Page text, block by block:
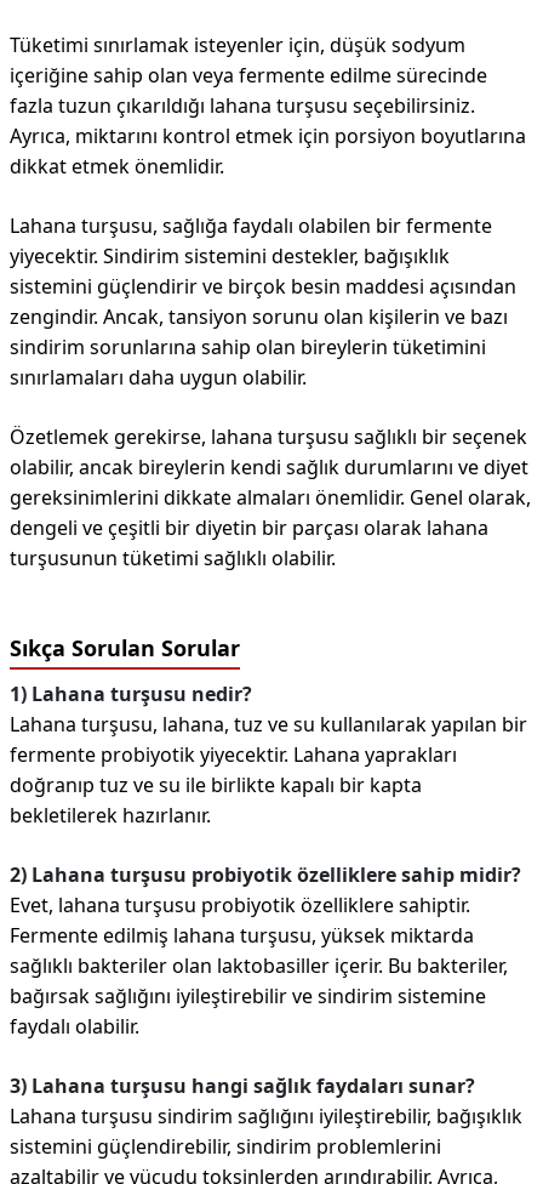
Tüketimi sınırlamak isteyenler için, düşük sodyum
içeriğine sahip olan veya fermente edilme sürecinde
fazla tuzun çıkarıldığı lahana turşusu seçebilirsiniz.
Ayrıca, miktarını kontrol etmek için porsiyon boyutlarına
dikkat etmek önemlidir.
Lahana turşusu, sağlığa faydalı olabilen bir fermente
yiyecektir. Sindirim sistemini destekler, bağışıklık
sistemini güçlendirir ve birçok besin maddesi açısından
zengindir. Ancak, tansiyon sorunu olan kişilerin ve bazı
sindirim sorunlarına sahip olan bireylerin tüketimini
sınırlamaları daha uygun olabilir.
Özetlemek gerekirse, lahana turşusu sağlıklı bir seçenek
olabilir, ancak bireylerin kendi sağlık durumlarını ve diyet
gereksinimlerini dikkate almaları önemlidir. Genel olarak,
dengeli ve çeşitli bir diyetin bir parçası olarak lahana
turşusunun tüketimi sağlıklı olabilir.
Sıkça Sorulan Sorular
1) Lahana turşusu nedir?
Lahana turşusu, lahana, tuz ve su kullanılarak yapılan bir
fermente probiyotik yiyecektir. Lahana yaprakları
doğranıp tuz ve su ile birlikte kapalı bir kapta
bekletilerek hazırlanır.
2) Lahana turşusu probiyotik özelliklere sahip midir?
Evet, lahana turşusu probiyotik özelliklere sahiptir.
Fermente edilmiş lahana turşusu, yüksek miktarda
sağlıklı bakteriler olan laktobasiller içerir. Bu bakteriler,
bağırsak sağlığını iyileştirebilir ve sindirim sistemine
faydalı olabilir.
3) Lahana turşusu hangi sağlık faydaları sunar?
Lahana turşusu sindirim sağlığını iyileştirebilir, bağışıklık
sistemini güçlendirebilir, sindirim problemlerini
azaltabilir ve vücudu toksinlerden arındırabilir. Ayrıca,